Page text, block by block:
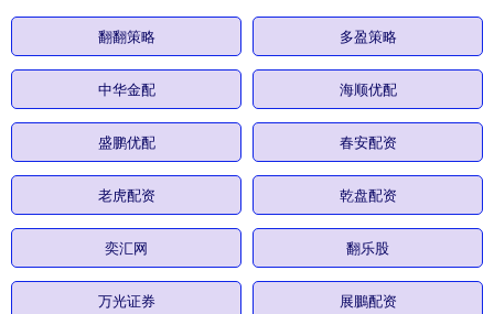
翻翻策略 多盈策略
中华金配 海顺优配
盛鹏优配 春安配资
老虎配资 乾盘配资
奕汇网 翻乐股
万光证券 展鵬配资